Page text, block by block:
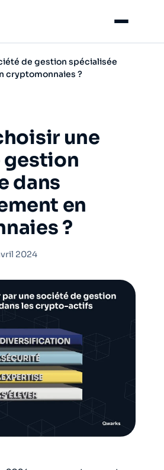
Menu
de gestion spécialisée
cryptomonnaies ?
une
gestion
dans
en
?
2024